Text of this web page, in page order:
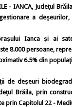
- IANCA, Judeţul
a deşeurilor,
Ianca şi ai
8.000 persoane,
6.5% din
de deşeuri
Brăila, prin
prin Capitolul 22 -